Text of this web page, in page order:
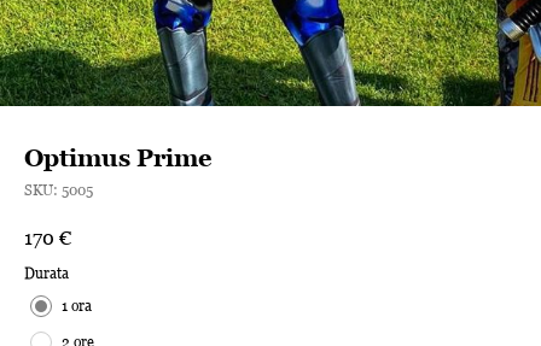
Optimus Prime
SKU: 5005
170 €
Durata
1 ora
2 ore